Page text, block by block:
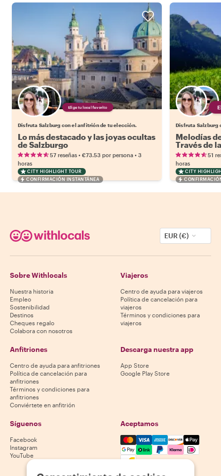
Elige tu local favorito
Disfruta Salzburg con el anfitrión de tu elección.
Lo más destacado y las joyas ocultas
de Salzburgo
57 reseñas • €73.53 por persona • 3
horas
CITY HIGHLIGHT TOUR
CONFIRMACIÓN INSTANTÁNEA
Disfruta Salzburg
Melodías
Través de
Cultura 51
horas
CITY
EUR (€)
Sobre Withlocals
Nuestra historia
Empleo
Sostenibilidad
Destinos
Cheques regalo
Colabora con nosotros
Viajeros
Centro de ayuda para viajeros
Política de cancelación para
viajeros
Términos y condiciones para
viajeros
Anfitriones
Centro de ayuda para anfitriones
Política de cancelación para
anfitriones
Términos y condiciones para
anfitriones
Conviértete en anfitrión
Descarga nuestra app
App Store
Google Play Store
Síguenos
Facebook
Instagram
YouTube
Aceptamos
Mastercard, Visa, Amex,